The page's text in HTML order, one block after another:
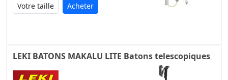
Acheter
LEKI BATONS MAKALU LITE Batons telescopiques